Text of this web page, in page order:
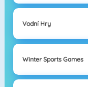
Vodní Hry
Winter Sports Games